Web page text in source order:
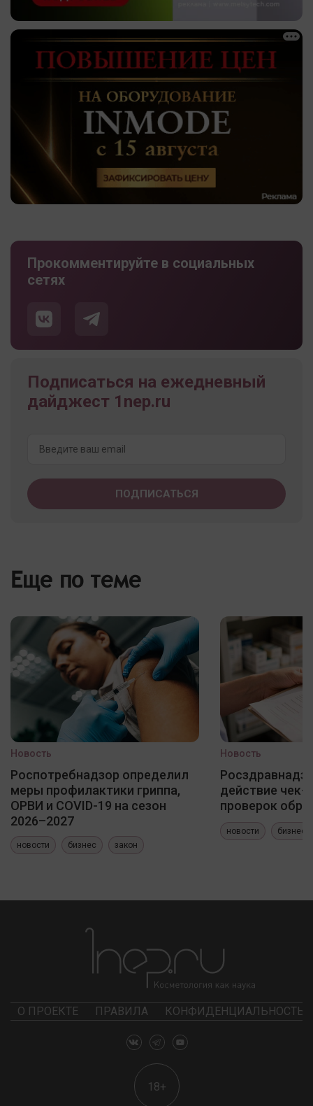
Прокомментируйте в социальных
сетях
Подписаться на ежедневный
дайджест 1nep.ru
Еще по теме
Новость
Роспотребнадзор определил
меры профилактики гриппа,
ОРВИ и COVID-19 на сезон
2026–2027
новости бизнес закон
Новость
действие чек-
проверок
новости бизнес
О ПРОЕКТЕ ПРАВИЛА КОНФИДЕНЦИАЛЬНОСТЬ
18+